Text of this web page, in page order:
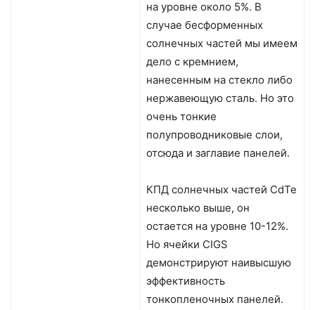
на уровне около 5%. В
случае бесформенных
солнечных частей мы имеем
дело с кремнием,
нанесенным на стекло либо
нержавеющую сталь. Но это
очень тонкие
полупроводниковые слои,
отсюда и заглавие панелей.
КПД солнечных частей CdTe
несколько выше, он
остается на уровне 10-12%.
Но ячейки CIGS
демонстрируют наивысшую
эффективность
тонкопленочных панелей.